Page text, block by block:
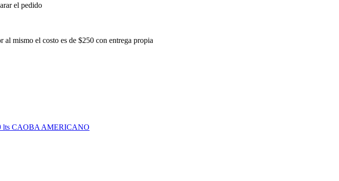
el pedido
mismo el costo es de $250 con entrega propia